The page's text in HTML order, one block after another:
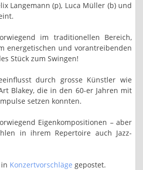
Langemann (p), Luca Müller (b) und
im traditionellen Bereich,
energetischen und vorantreibenden
Stück zum Swingen!
durch grosse Künstler wie
Blakey, die in den 60-er Jahren mit
setzen konnten.
Eigenkompositionen – aber
in ihrem Repertoire auch Jazz-
Konzertvorschläge gepostet.